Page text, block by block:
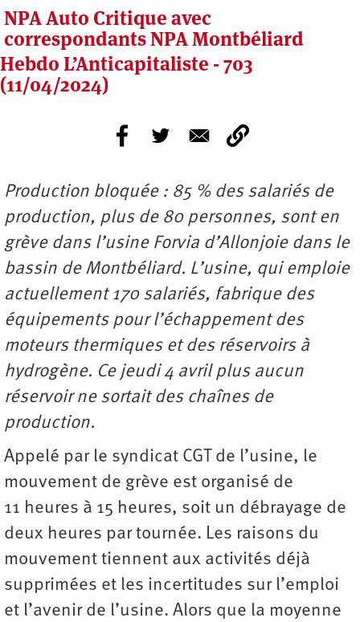
NPA Auto Critique avec
correspondants NPA Montbéliard
Hebdo L’Anticapitaliste - 703
(11/04/2024)
Production bloquée : 85 % des salariés de
production, plus de 80 personnes, sont en
grève dans l’usine Forvia d’Allonjoie dans le
bassin de Montbéliard. L’usine, qui emploie
actuellement 170 salariés, fabrique des
équipements pour l’échappement des
moteurs thermiques et des réservoirs à
hydrogène. Ce jeudi 4 avril plus aucun
réservoir ne sortait des chaînes de
production.
Appelé par le syndicat CGT de l’usine, le
mouvement de grève est organisé de
11 heures à 15 heures, soit un débrayage de
deux heures par tournée. Les raisons du
mouvement tiennent aux activités déjà
supprimées et les incertitudes sur l’emploi
et l’avenir de l’usine. Alors que la moyenne